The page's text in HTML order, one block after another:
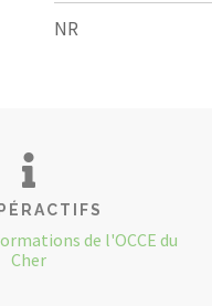
NR
de l'OCCE du
Cher